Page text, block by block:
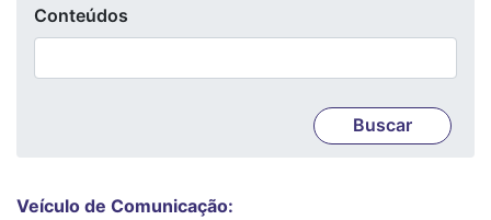
Conteúdos
Veículo de Comunicação